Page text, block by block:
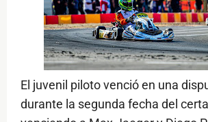
El juvenil piloto venció en una
durante la segunda fecha del